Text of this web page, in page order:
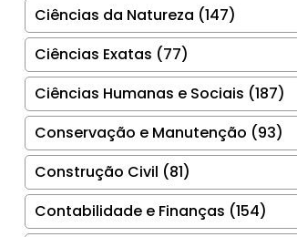
Ciências da Natureza (147)
Ciências Exatas (77)
Ciências Humanas e Sociais (187)
Conservação e Manutenção (93)
Construção Civil (81)
Contabilidade e Finanças (154)